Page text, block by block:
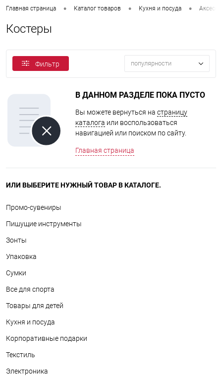
Главная страница • Каталог товаров • Кухня и посуда •
Костеры
Фильтр популярности
В ДАННОМ РАЗДЕЛЕ ПОКА ПУСТО
Вы можете вернуться на страницу
каталога или воспользоваться
навигацией или поиском по сайту.
Главная страница
ИЛИ ВЫБЕРИТЕ НУЖНЫЙ ТОВАР В КАТАЛОГЕ.
Промо-сувениры
Пишущие инструменты
Зонты
Упаковка
Сумки
Все для спорта
Товары для детей
Кухня и посуда
Корпоративные подарки
Текстиль
Электроника